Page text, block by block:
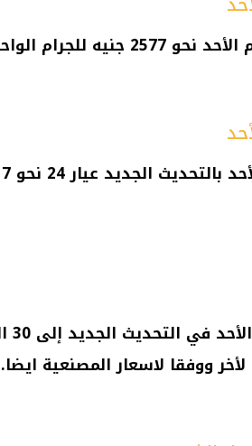
ووفقا لاسعار المصنعية ايضا.